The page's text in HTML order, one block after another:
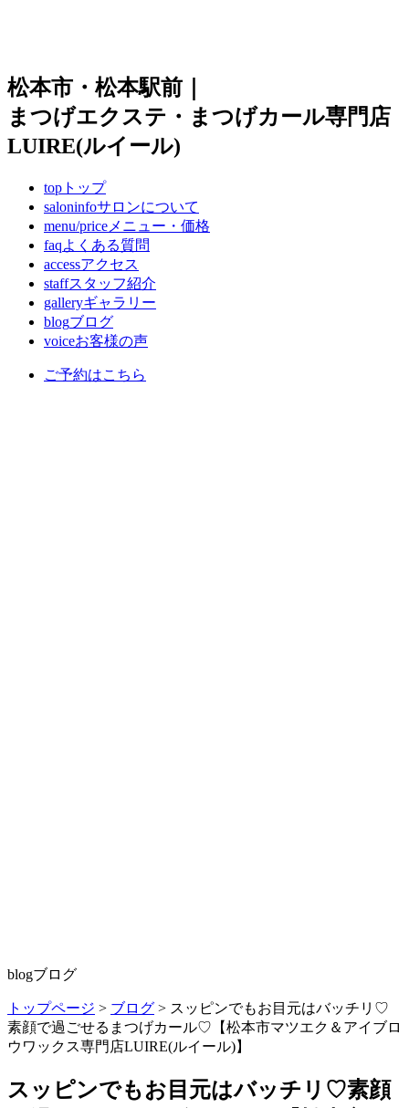
松本市・松本駅前｜
まつげエクステ・まつげカール専門店
LUIRE(ルイール)
top トップ
saloninfoサロンについて
menu/price メニュー・価格
faqよくある質問
accessアクセス
staffスタッフ紹介
galleryギャラリー
blogブログ
voiceお客様の声
ご予約はこちら
blogブログ
トップページ > ブログ > スッピンでもお目元はバッチリ♡
素顔で過ごせるまつげカール♡【松本市マツエク＆アイブロ
ウワックス専門店LUIRE(ルイール)】
スッピンでもお目元はバッチリ♡素顔